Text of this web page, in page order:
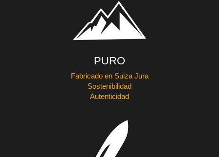
PURO
Fabricado en Suiza Jura
Sostenibilidad
Autenticidad